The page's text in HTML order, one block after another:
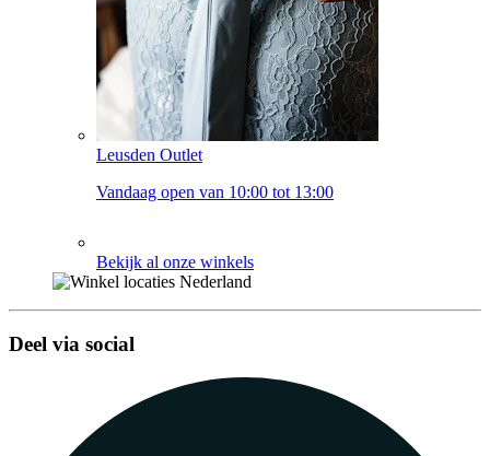
Leusden Outlet
Vandaag open van 10:00 tot 13:00
Bekijk al onze winkels
Deel via social